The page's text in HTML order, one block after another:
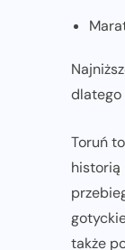
dlatego
Toruń
także